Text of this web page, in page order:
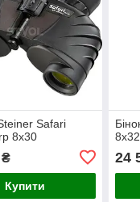
Safari
8x30
Купити
8x32
24